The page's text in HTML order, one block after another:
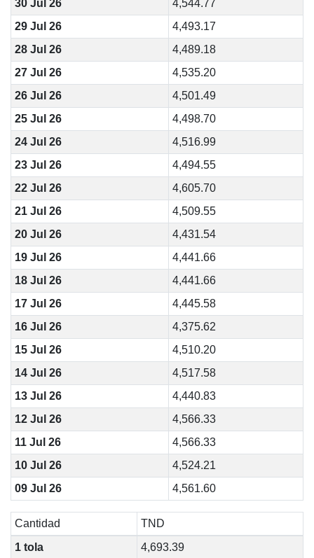
30 Jul 26
4,544.77
29 Jul 26
4,493.17
28 Jul 26
4,489.18
27 Jul 26
4,535.20
26 Jul 26
4,501.49
25 Jul 26
4,498.70
24 Jul 26
4,516.99
23 Jul 26
4,494.55
22 Jul 26
4,605.70
21 Jul 26
4,509.55
20 Jul 26
4,431.54
19 Jul 26
4,441.66
18 Jul 26
4,441.66
17 Jul 26
4,445.58
16 Jul 26
4,375.62
15 Jul 26
4,510.20
14 Jul 26
4,517.58
13 Jul 26
4,440.83
12 Jul 26
4,566.33
11 Jul 26
4,566.33
10 Jul 26
4,524.21
09 Jul 26
4,561.60
Cantidad
TND
1 tola
4,693.39